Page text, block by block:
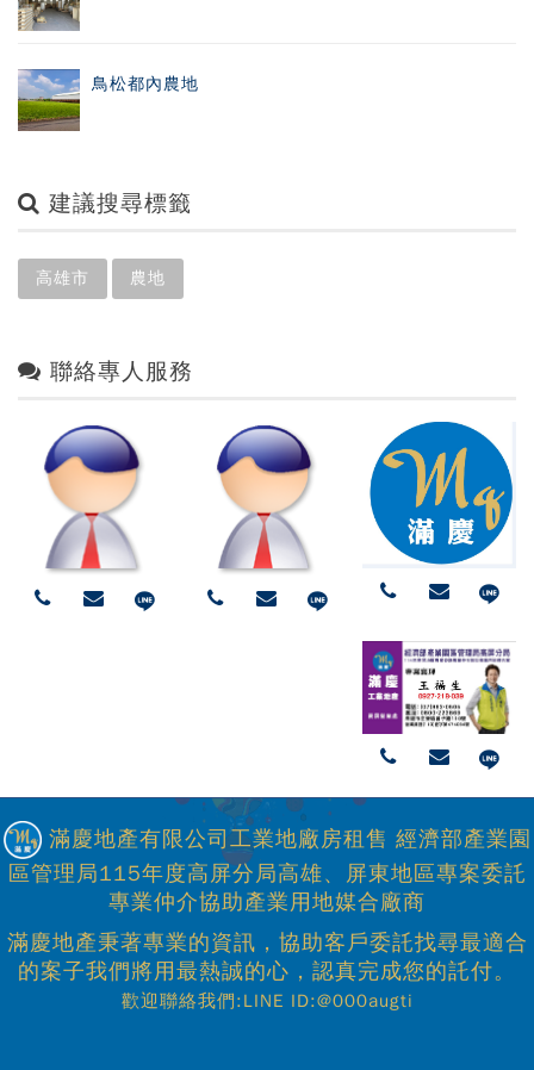
鳥松都內農地
建議搜尋標籤
高雄市 農地
聯絡專人服務
滿慶地產有限公司工業地廠房租售 經濟部產業園
區管理局115年度高屏分局高雄、屏東地區專案委託
專業仲介協助產業用地媒合廠商
滿慶地產秉著專業的資訊，協助客戶委託找尋最適合
的案子我們將用最熱誠的心，認真完成您的託付。
歡迎聯絡我們:LINE ID:@000augti